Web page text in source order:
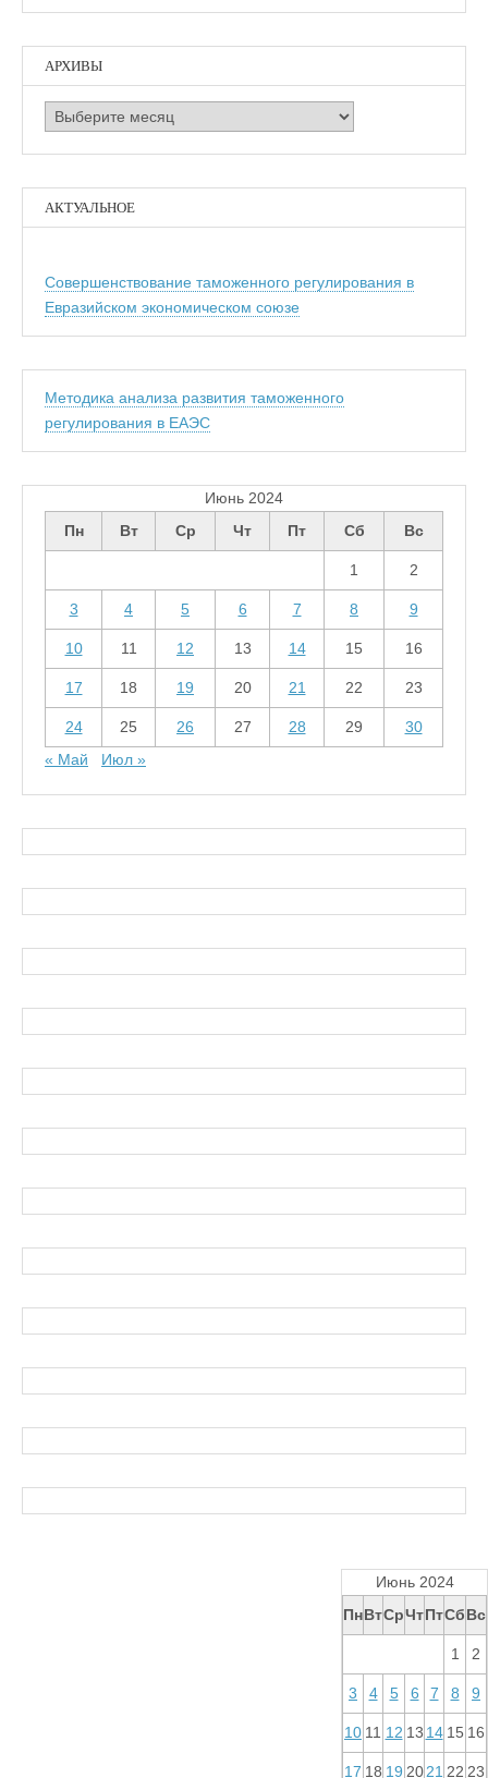
АРХИВЫ
Архивы
АКТУАЛЬНОЕ
Совершенствование таможенного регулирования в
Евразийском экономическом союзе
Методика анализа развития таможенного
регулирования в ЕАЭС
Июнь 2024
Пн
Вт Ср Чт Пт Сб Вс
1 2
3 4 5 6 7 8 9
10 11 12 13 14 15 16
17 18 19 20 21 22 23
24 25 26 27 28 29
30
« Май
Июл »
Июнь 2024
ПнВтСрЧтПтСбВс
1 2
3 4 5 6 7 8 9
10 11 12 13 14 15 16
17 18 19 20 21 22 23